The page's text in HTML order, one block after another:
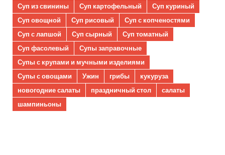
Суп из свинины
Суп картофельный
Суп куриный
Суп овощной
Суп рисовый
Суп с копченостями
Суп с лапшой
Суп сырный
Суп томатный
Суп фасолевый
Супы заправочные
Супы с крупами и мучными изделиями
Супы с овощами
Ужин грибы
кукуруза
новогодние салаты
праздничный стол
салаты
шампиньоны